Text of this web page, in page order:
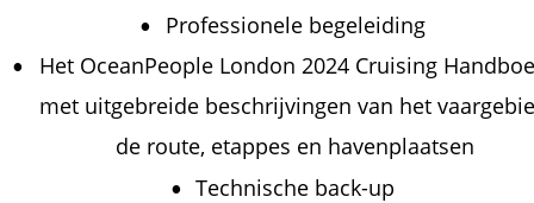
• Professionele begeleiding
•
Het OceanPeople London 2024 Cruising
met uitgebreide beschrijvingen van het
de route, etappes en havenplaatsen
• Technische back-up